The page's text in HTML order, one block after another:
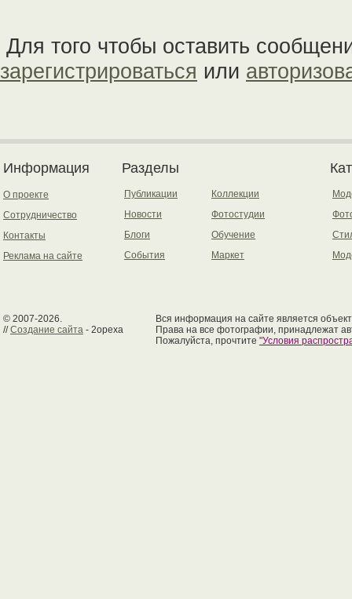
Для того чтобы оставить
зарегистрироваться или
Информация
О проекте
Сотрудничество
Контакты
Реклама на сайте
Разделы
Публикации
Новости
Блоги
События
Коллекции
Фотостудии
Обучение
Маркет
© 2007-2026.
//Создание сайта - 2opexa
Вся информация на сайте является
Права на все фотографии, принадлежат
Пожалуйста, прочтите "Условия